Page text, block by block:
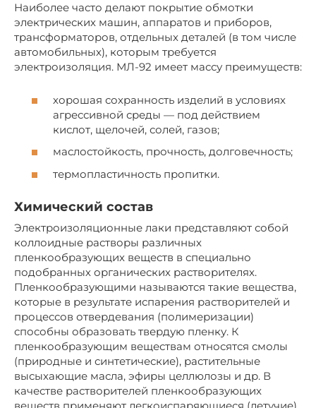
Наиболее часто делают покрытие обмотки
электрических машин, аппаратов и приборов,
трансформаторов, отдельных деталей (в том числе
автомобильных), которым требуется
электроизоляция. МЛ-92 имеет массу преимуществ:
хорошая сохранность изделий в условиях
агрессивной среды — под действием
кислот, щелочей, солей, газов;
маслостойкость, прочность, долговечность;
термопластичность пропитки.
Химический состав
Электроизоляционные лаки представляют собой
коллоидные растворы различных
пленкообразующих веществ в специально
подобранных органических растворителях.
Пленкообразующими называются такие вещества,
которые в результате испарения растворителей и
процессов отвердевания (полимеризации)
способны образовать твердую пленку. К
пленкообразующим веществам относятся смолы
(природные и синтетические), растительные
высыхающие масла, эфиры целлюлозы и др. В
качестве растворителей пленкообразующих
веществ применяют легкоиспаряющиеся (летучие)